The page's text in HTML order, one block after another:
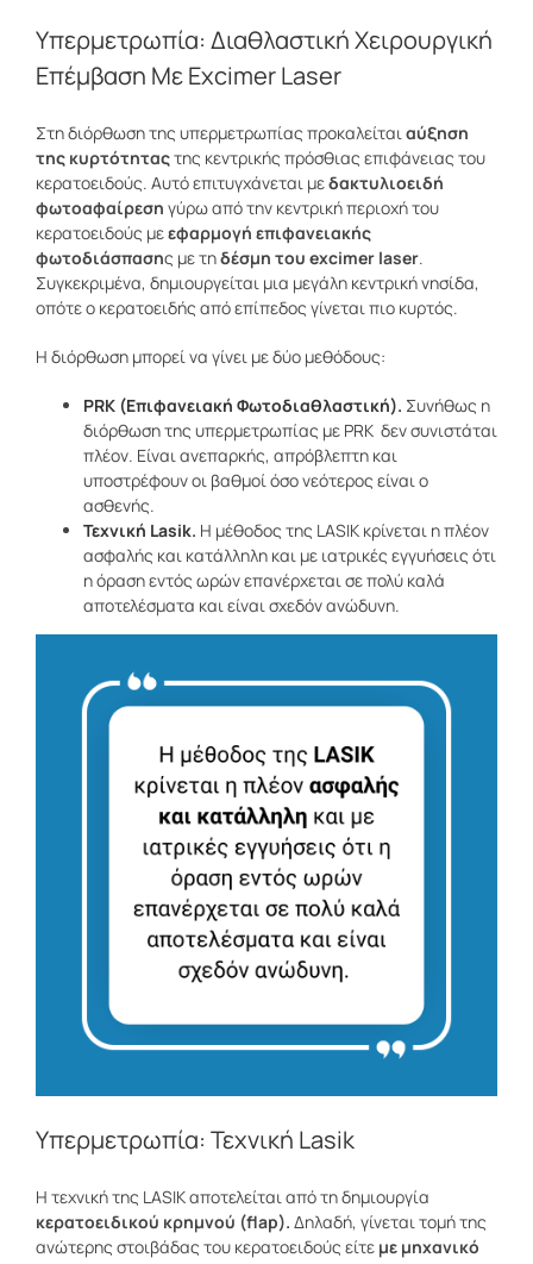
Υπερμετρωπία: Διαθλαστική Χειρουργική
Επέμβαση Με Excimer Laser
Στη διόρθωση της υπερμετρωπίας προκαλείταιαύξηση
της κυρτότηταςτης κεντρικής πρόσθιας επιφάνειας του
κερατοειδούς. Αυτό επιτυγχάνεται μεδακτυλιοειδή
φωτοαφαίρεση γύρω από την κεντρική περιοχή του
κερατοειδούς μεεφαρμογή επιφανειακής
φωτοδιάσπασης με τηδέσμη του excimer laser.
Συγκεκριμένα, δημιουργείται μια μεγάλη κεντρική νησίδα,
οπότε ο κερατοειδής από επίπεδος γίνεται πιο κυρτός.
Η διόρθωση μπορεί να γίνει με δύο μεθόδους:
PRK (Επιφανειακή Φωτοδιαθλαστική). Συνήθως η
διόρθωση της υπερμετρωπίας με PRK δεν συνιστάται
πλέον. Είναι ανεπαρκής, απρόβλεπτη και
υποστρέφουν οι βαθμοί όσο νεότερος είναι ο
ασθενής.
Τεχνική Lasik. Η μέθοδος της LASIK κρίνεται η πλέον
ασφαλής και κατάλληλη και με ιατρικές εγγυήσεις ότι
η όραση εντός ωρών επανέρχεται σε πολύ καλά
αποτελέσματα και είναι σχεδόν ανώδυνη.
Υπερμετρωπία: Τεχνική Lasik
Η τεχνική της LASIK αποτελείται από τη δημιουργία
κερατοειδικού κρημνού (flap). Δηλαδή, γίνεται τομή της
ανώτερης στοιβάδας του κερατοειδούς είτε με μηχανικό